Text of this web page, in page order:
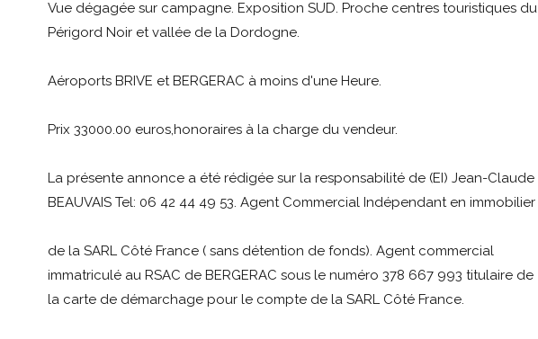
Vue dégagée sur campagne. Exposition SUD. Proche centres touristiques du
Périgord Noir et vallée de la Dordogne.
Aéroports BRIVE et BERGERAC à moins d'une Heure.
Prix 33000.00 euros,honoraires à la charge du vendeur.
La présente annonce a été rédigée sur la responsabilité de (EI) Jean-Claude
BEAUVAIS Tel: 06 42 44 49 53. Agent Commercial Indépendant en immobilier
de la SARL Côté France ( sans détention de fonds). Agent commercial
immatriculé au RSAC de BERGERAC sous le numéro 378 667 993 titulaire de
la carte de démarchage pour le compte de la SARL Côté France.